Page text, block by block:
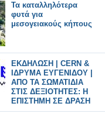
Τα καταλληλότερα
φυτά για
μεσογειακούς κήπους
ΕΚΔΗΛΩΣΗ | CERN &
ΙΔΡΥΜΑ ΕΥΓΕΝΙΔΟΥ |
ΑΠΟ ΤΑ ΣΩΜΑΤΙΔΙΑ
ΣΤΙΣ ΔΕΞΙΟΤΗΤΕΣ: Η
ΕΠΙΣΤΗΜΗ ΣΕ ΔΡΑΣΗ